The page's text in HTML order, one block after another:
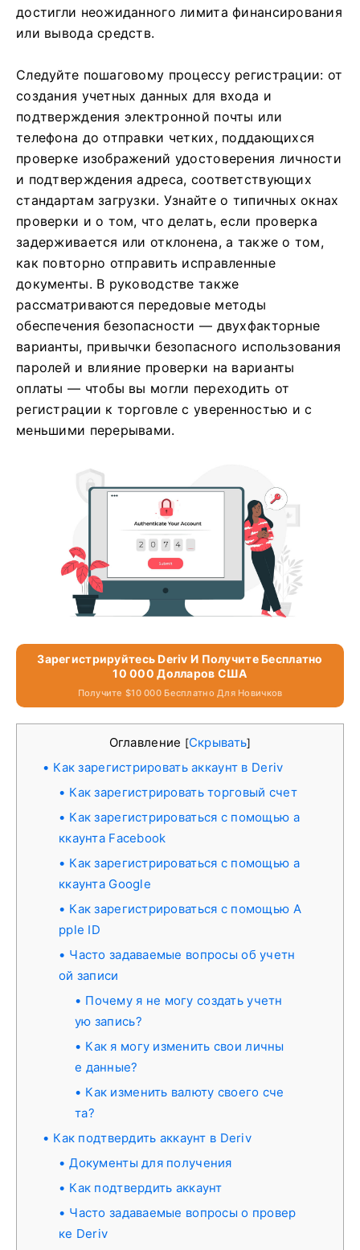
достигли неожиданного лимита финансирования
или вывода средств.
Следуйте пошаговому процессу регистрации: от
создания учетных данных для входа и
подтверждения электронной почты или
телефона до отправки четких, поддающихся
проверке изображений удостоверения личности
и подтверждения адреса, соответствующих
стандартам загрузки. Узнайте о типичных окнах
проверки и о том, что делать, если проверка
задерживается или отклонена, а также о том,
как повторно отправить исправленные
документы. В руководстве также
рассматриваются передовые методы
обеспечения безопасности — двухфакторные
варианты, привычки безопасного использования
паролей и влияние проверки на варианты
оплаты — чтобы вы могли переходить от
регистрации к торговле с уверенностью и с
меньшими перерывами.
Зарегистрируйтесь Deriv И Получите Бесплатно
10 000 Долларов США
Получите $10 000 Бесплатно Для Новичков
Оглавление [Скрывать]
Как зарегистрировать аккаунт в Deriv
Как зарегистрировать торговый счет
Как зарегистрироваться с помощью а
ккаунта Facebook
Как зарегистрироваться с помощью а
ккаунта Google
Как зарегистрироваться с помощью A
pple ID
Часто задаваемые вопросы об учетн
ой записи
Почему я не могу создать учетн
ую запись?
Как я могу изменить свои личны
е данные?
Как изменить валюту своего сче
та?
Как подтвердить аккаунт в Deriv
Документы для получения
Как подтвердить аккаунт
Часто задаваемые вопросы о провер
ке Deriv